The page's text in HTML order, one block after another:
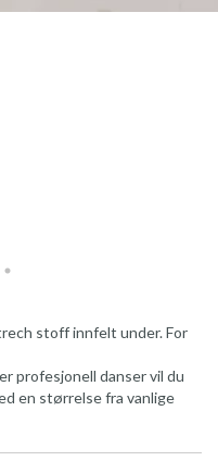
stoff innfelt under. For
profesjonell danser vil du
en størrelse fra vanlige